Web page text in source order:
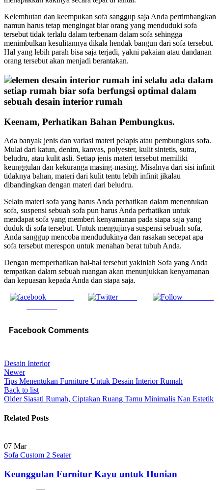
Kelembutan dan keempukan sofa sanggup saja Anda pertimbangkan
namun harus tetap mengingat biar orang yang menduduki sofa
tersebut tidak terlalu dalam terbenam dalam sofa sehingga
menimbulkan kesulitannya dikala hendak bangun dari sofa tersebut.
Hal yang lebih parah bisa saja terjadi, yakni pakaian atau dandanan
orang tersebut akan menjadi berantakan.
Keenam, Perhatikan Bahan Pembungkus.
Ada banyak jenis dan variasi materi pelapis atau pembungkus sofa.
Mulai dari katun, denim, kanvas, polyester, kulit sintetis, sutra,
beludru, atau kulit asli. Setiap jenis materi tersebut memiliki
keunggulan dan kekuranga masing-masing. Misalnya dari sisi infinit
tidaknya bahan, materi dari kulit tentu lebih infinit jikalau
dibandingkan dengan materi dari beludru.
Selain materi sofa yang harus Anda perhatikan dalam menentukan
sofa, suspensi sebuah sofa pun harus Anda perhatikan untuk
mendapat sofa yang memberi kenyamanan pada siapa saja yang
duduk di sofa tersebut. Untuk mengujinya suspensi sebuah sofa,
Anda sanggup mencoba mendudukinya dan rasakan secepat apa
sofa tersebut merespon untuk menahan berat tubuh Anda.
Dengan memperhatikan hal-hal tersebut yakinlah Sofa yang Anda
tempatkan dalam sebuah ruangan akan menunjukkan kenyamanan
dan kepuasan kepada Anda dan siapa saja.
Tweet
Facebook Comments
Desain Interior
Newer
Tips Menentukan Furniture Untuk Desain Interior Rumah
Back to list
Older Siasati Rumah, Ciptakan Ruang Tamu Minimalis Nan Estetik
Related Posts
07 Mar
Sofa Custom 2 Seater
Keunggulan Furnitur Kayu untuk Hunian